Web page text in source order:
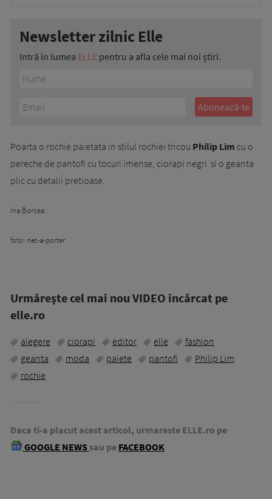
Newsletter zilnic Elle
Intră în lumea ELLE pentru a afla cele mai noi știri.
Poarta o rochie paietata in stilul rochiei tricou Philip Lim cu o
pereche de pantofi cu tocuri imense, ciorapi negri si o geanta
plic cu detalii pretioase.
Ina Borcea
foto: net-a-porter
Urmăreşte cel mai nou VIDEO incărcat pe
elle.ro
alegere ciorapi editor elle
fashion
geanta
moda paiete pantofi
Philip Lim
rochie
Daca ti-a placut acest articol, urmareste ELLE.ro pe
GOOGLE NEWS sau pe FACEBOOK